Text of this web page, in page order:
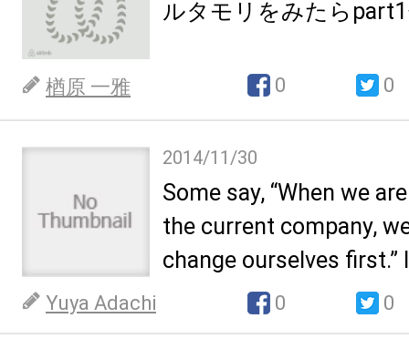
ルタモリをみたら
楢原 一雅 0 0
2014/11/30
Some say, “When we
the current company,
change ourselves first.”
Yuya Adachi 0 0